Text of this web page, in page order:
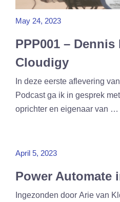
May 24, 2023
PPP001 –
Cloudigy
In deze eerste aflevering
Podcast ga ik in gesprek
oprichter en eigenaar van …
April 5, 2023
Power Automate
Ingezonden door Arie van